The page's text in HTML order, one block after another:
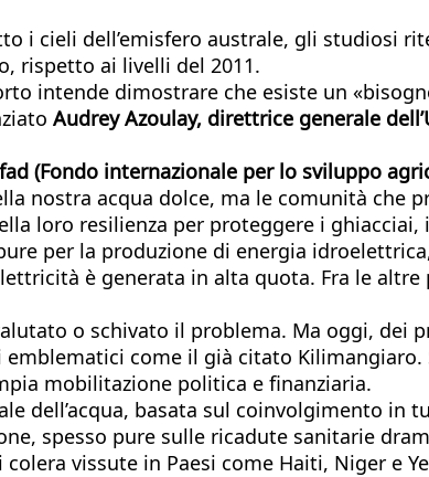
i cieli dell’emisfero australe, gli studiosi
rispetto ai livelli del 2011.
intende dimostrare che esiste un
Audrey Azoulay, direttrice generale
(Fondo internazionale per lo sviluppo
nostra acqua dolce, ma le comunità che
loro resilienza per proteggere i
per la produzione di energia
è generata in alta quota. Fra le
o schivato il problema. Ma oggi,
come il già citato
mobilitazione politica e finanziaria.
dell’acqua, basata sul coinvolgimento in
spesso pure sulle ricadute sanitarie
vissute in Paesi come Haiti, Niger e